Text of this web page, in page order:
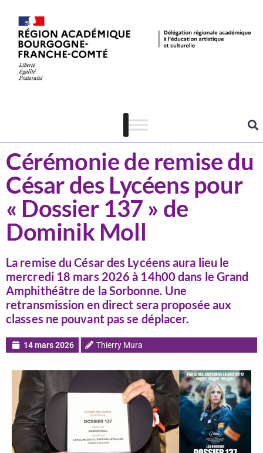
Cérémonie de remise du
César des Lycéens pour
« Dossier 137 » de
Dominik Moll
La remise du César des Lycéens aura lieu le
mercredi 18 mars 2026 à 14h00 dans le Grand
Amphithéâtre de la Sorbonne. Une
retransmission en direct sera proposée aux
classes ne pouvant pas se déplacer.
14 mars 2026 Thierry Mura